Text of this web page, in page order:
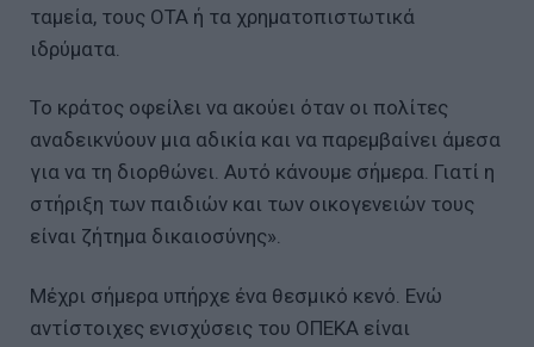
ταμεία, τους ΟΤΑ ή τα χρηματοπιστωτικά
ιδρύματα.
Το κράτος οφείλει να ακούει όταν οι πολίτες
αναδεικνύουν μια αδικία και να παρεμβαίνει άμεσα
για να τη διορθώνει. Αυτό κάνουμε σήμερα. Γιατί η
στήριξη των παιδιών και των οικογενειών τους
είναι ζήτημα δικαιοσύνης».
Μέχρι σήμερα υπήρχε ένα θεσμικό κενό. Ενώ
αντίστοιχες ενισχύσεις του ΟΠΕΚΑ είναι